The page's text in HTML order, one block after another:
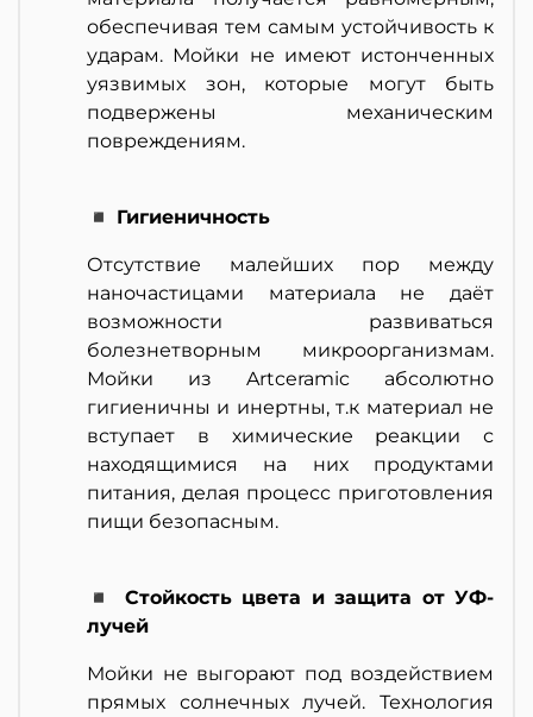
обеспечивая тем самым устойчивость к
ударам. Мойки не имеют истонченных
уязвимых зон, которые могут быть
подвержены механическим
повреждениям.
◾ Гигиеничность
Отсутствие малейших пор между
наночастицами материала не даёт
возможности развиваться
болезнетворным микроорганизмам.
Мойки из Artceramic абсолютно
гигиеничны и инертны, т.к материал не
вступает в химические реакции с
находящимися на них продуктами
питания, делая процесс приготовления
пищи безопасным.
◾ Стойкость цвета и защита от УФ-
лучей
Мойки не выгорают под воздействием
прямых солнечных лучей. Технология